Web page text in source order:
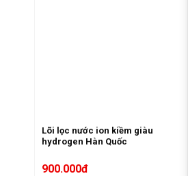
Lõi lọc nước ion kiềm giàu
hydrogen Hàn Quốc
900.000đ